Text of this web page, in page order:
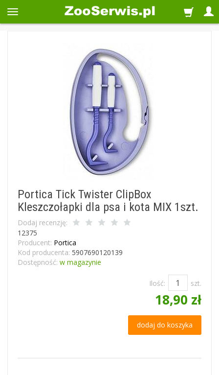
Portica Tick Twister ClipBox
Kleszczołapki dla psa i kota MIX 1szt.
Dodaj recenzję:
12375
Producent: Portica
Kod producenta: 5907690120139
Dostępność: w magazynie
Ilość: szt.
18,90 zł
dodaj do koszyka